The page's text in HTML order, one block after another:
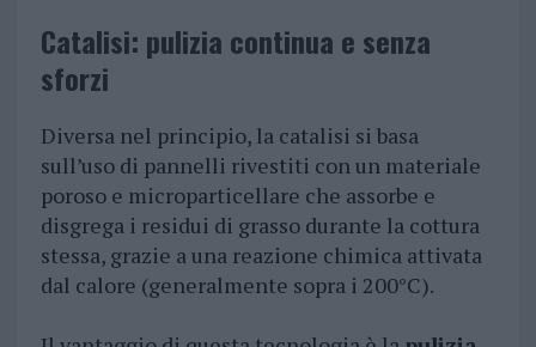
Catalisi: pulizia continua e senza
sforzi
Diversa nel principio, la catalisi si basa
sull’uso di pannelli rivestiti con un materiale
poroso e microparticellare che assorbe e
disgrega i residui di grasso durante la cottura
stessa, grazie a una reazione chimica attivata
dal calore (generalmente sopra i 200°C).